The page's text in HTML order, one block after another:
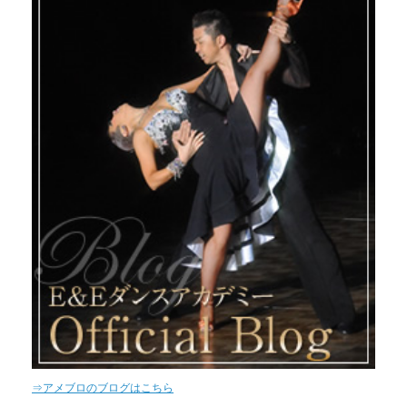
⇒アメブロのブログはこちら